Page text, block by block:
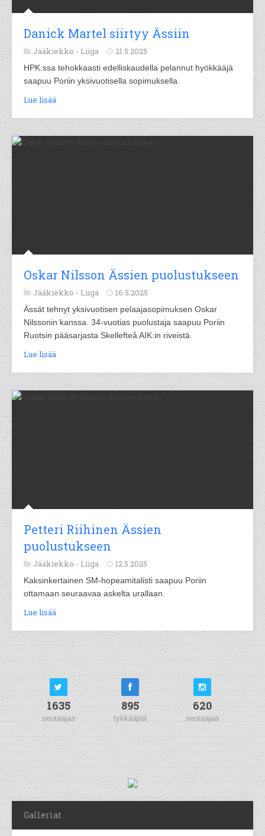
Danick Martel siirtyy Ässiin
Jääkiekko - Liiga 21.5.2025
HPK:ssa tehokkaasti edelliskaudella pelannut hyökkääjä
saapuu Poriin yksivuotisella sopimuksella.
Lue lisää
Oskar Nilsson Ässien puolustukseen
Jääkiekko - Liiga 16.5.2025
Ässät tehnyt yksivuotisen pelaajasopimuksen Oskar
Nilssonin kanssa. 34-vuotias puolustaja saapuu Poriin
Ruotsin pääsarjasta Skellefteå AIK:in riveistä.
Lue lisää
Petteri Riihinen Ässien
puolustukseen
Jääkiekko - Liiga 12.5.2025
Kaksinkertainen SM-hopeamitalisti saapuu Poriin
ottamaan seuraavaa askelta urallaan.
Lue lisää
1635
seuraajaa
895
tykkääjää
620
seuraajaa
Galleriat